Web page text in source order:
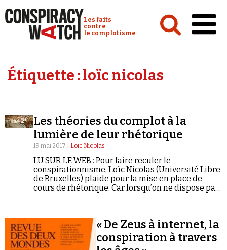
Conspiracy Watch :
Les faits
contre
le complotisme
Analyses
Vidéos
Émissions
Revues de presse
Newsletter
Étiquette :loïc nicolas
Les théories du complot à la
lumière de leur rhétorique
19 mai 2017 | Loic Nicolas
LU SUR LE WEB : Pour faire reculer le
conspirationnisme, Loïc Nicolas (Université Libre
de Bruxelles) plaide pour la mise en place de
cours de rhétorique. Car lorsqu’on ne dispose pas
les autres, on bascule beaucoup plus facilement
dans l’invective.
« De Zeus à internet, la
conspiration à travers